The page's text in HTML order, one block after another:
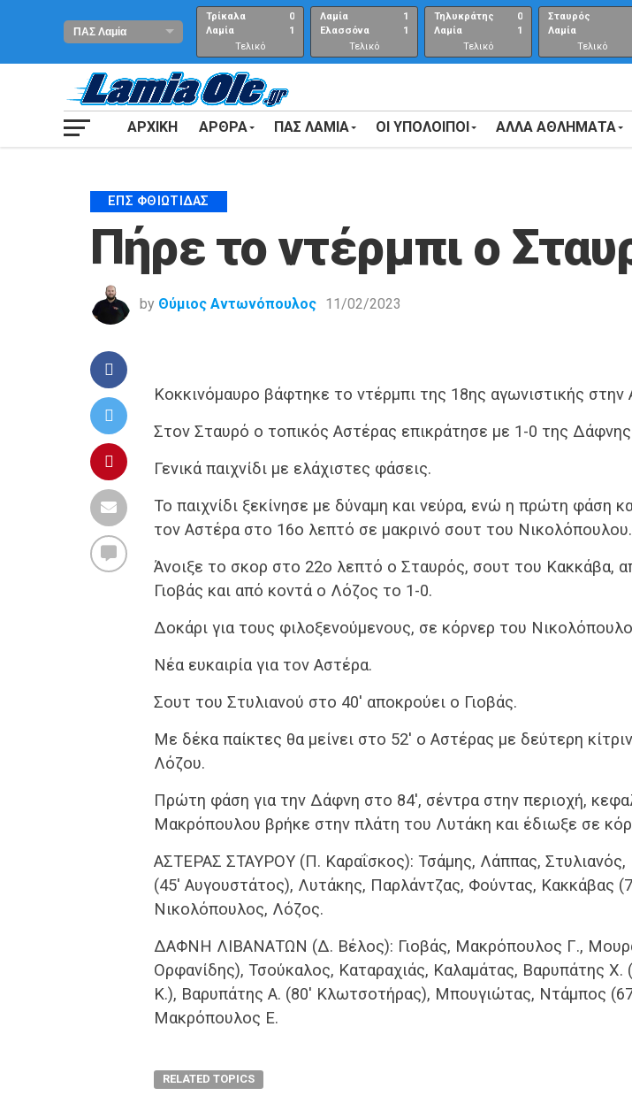
Τρίκαλα
Λαμία
0
1
Τελικό
αποτέλεσμα
Λαμία
Ελασσόνα
1
1
Τελικό
Αποτέλεσμα
Τηλυκράτης
Λαμία
0
1
Τελικό
αποτέλεσμα
Σταυρός
Λαμία
Τελικό
αποτέλεσμα
ΑΡΧΙΚΗ ΑΡΘΡΑ ΠΑΣ ΛΑΜΙΑ ΟΙ ΥΠΟΛΟΙΠΟΙ ΑΛΛΑ ΑΘΛΗΜΑΤΑ
ΕΠΣ ΦΘΙΏΤΙΔΑΣ
Πήρε το ντέρμπι ο
by Θύμιος Αντωνόπουλος 11/02/2023
Κοκκινόμαυρο βάφτηκε το ντέρμπι της 18ης αγωνιστικής στην
Στον Σταυρό ο τοπικός Αστέρας επικράτησε με 1-0 της
Γενικά παιχνίδι με ελάχιστες φάσεις.
Το παιχνίδι ξεκίνησε με δύναμη και νεύρα, ενώ η πρώτη φάση
τον Αστέρα στο 16ο λεπτό σε μακρινό σουτ του Νικολόπουλου.
Άνοιξε το σκορ στο 22ο λεπτό ο Σταυρός, σουτ του Κακκάβα,
Γιοβάς και από κοντά ο Λόζος το 1-0.
Δοκάρι για τους φιλοξενούμενους, σε κόρνερ του
Νέα ευκαιρία για τον Αστέρα.
Σουτ του Στυλιανού στο 40′ αποκρούει ο Γιοβάς.
Με δέκα παίκτες θα μείνει στο 52′ ο Αστέρας με δεύτερη
Λόζου.
Πρώτη φάση για την Δάφνη στο 84′, σέντρα στην περιοχή,
Μακρόπουλου βρήκε στην πλάτη του Λυτάκη και έδιωξε σε
ΑΣΤΕΡΑΣ ΣΤΑΥΡΟΥ (Π. Καραΐσκος): Τσάμης, Λάππας,
(45′ Αυγουστάτος), Λυτάκης, Παρλάντζας, Φούντας, Κακκάβας
Νικολόπουλος, Λόζος.
ΔΑΦΝΗ ΛΙΒΑΝΑΤΩΝ (Δ. Βέλος): Γιοβάς, Μακρόπουλος Γ.,
Ορφανίδης), Τσούκαλος, Καταραχιάς, Καλαμάτας, Βαρυπάτης Χ.
Κ.), Βαρυπάτης Α. (80′ Κλωτσοτήρας), Μπουγιώτας, Ντάμπος
Μακρόπουλος Ε.
RELATED TOPICS